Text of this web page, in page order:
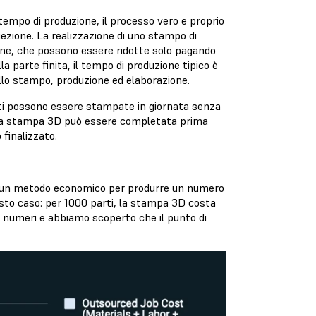
di produzione, il processo vero e proprio
La realizzazione di uno stampo di
che possono essere ridotte solo pagando
parte finita, il tempo di produzione tipico è
stampo, produzione ed elaborazione.
essere stampate in giornata senza
stampa 3D può essere completata prima
finalizzato.
metodo economico per produrre un numero
caso: per 1000 parti, la stampa 3D costa
e abbiamo scoperto che il punto di